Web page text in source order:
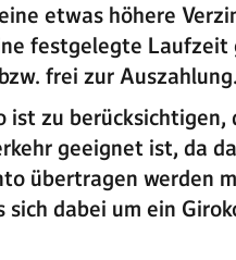
etwas höhere
festgelegte Laufzeit
frei zur Auszahlung.
ist zu berücksichtigen,
geeignet ist, da
übertragen werden
dabei um ein